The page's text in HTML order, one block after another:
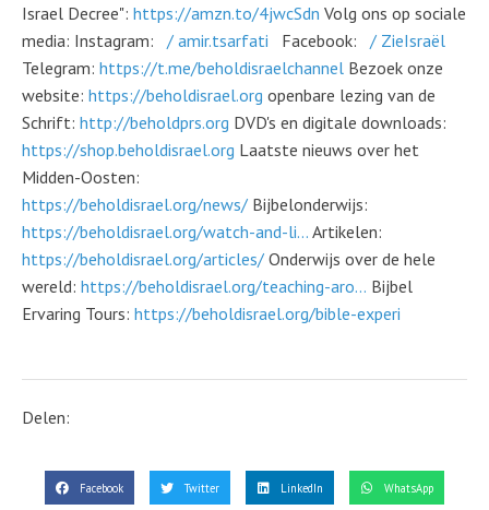
Israel Decree": https://amzn.to/4jwcSdn Volg ons op sociale
media: Instagram:
/ amir.tsarfati Facebook:
/ ZieIsraël
Telegram: https://t.me/beholdisraelchannel Bezoek onze
website: https://beholdisrael.org openbare lezing van de
Schrift: http://beholdprs.org DVD's en digitale downloads:
https://shop.beholdisrael.org Laatste nieuws over het
Midden-Oosten:
https://beholdisrael.org/news/ Bijbelonderwijs:
https://beholdisrael.org/watch-and-li... Artikelen:
https://beholdisrael.org/articles/ Onderwijs over de hele
wereld: https://beholdisrael.org/teaching-aro... Bijbel
Ervaring Tours: https://beholdisrael.org/bible-experi
Delen:
Facebook Twitter LinkedIn WhatsApp